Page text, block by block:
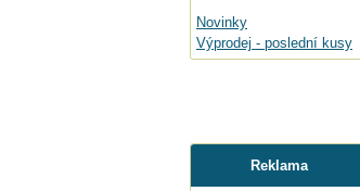
Novinky
Výprodej - poslední kusy
Reklama